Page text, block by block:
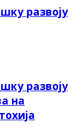
развоју
развоју
на